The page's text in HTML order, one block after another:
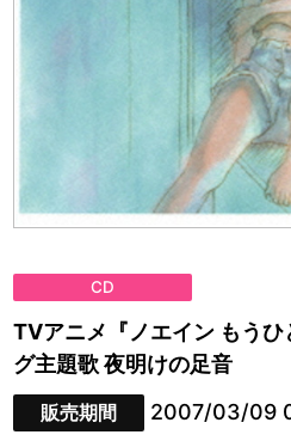
CD
TVアニメ『ノエイン もう
グ主題歌 夜明けの足音
販売期間 2007/03/09